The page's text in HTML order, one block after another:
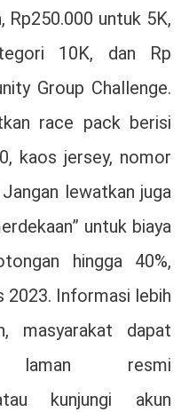
Rp250.000 untuk 5K,
10K, dan Rp
Group Challenge.
race pack berisi
kaos jersey, nomor
lewatkan juga
untuk biaya
hingga 40%,
2023. Informasi lebih
masyarakat dapat
resmi
kunjungi akun